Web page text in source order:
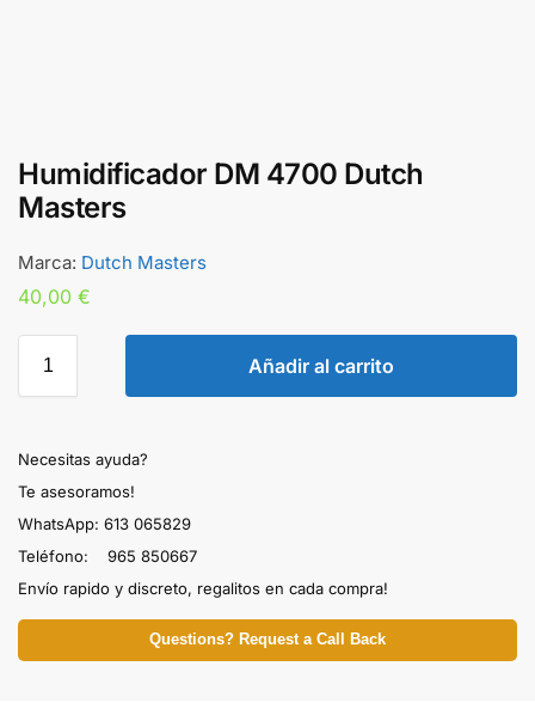
Humidificador DM 4700 Dutch
Masters
Marca: Dutch Masters
40,00 €
Añadir al carrito
Necesitas ayuda?
Te asesoramos!
WhatsApp: 613 065829
Teléfono: 965 850667
Envío rapido y discreto, regalitos en cada compra!
Questions? Request a Call Back